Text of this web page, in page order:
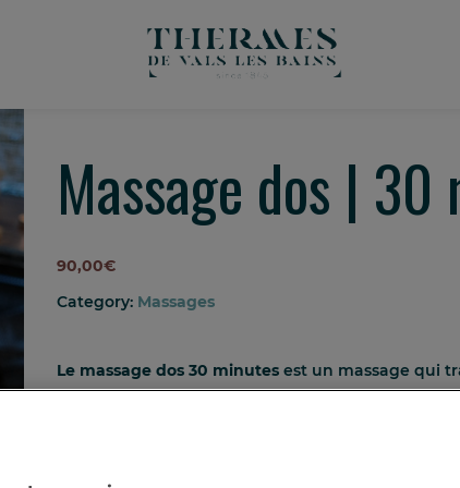
Massage dos | 30
90,00€
Category: Massages
Le massage dos 30 minutes est un massage qui
trapèzes et nuques.